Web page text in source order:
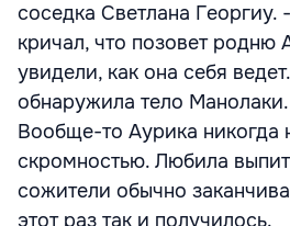
соседка Светлана
кричал, что позовет родню
увидели, как она себя
обнаружила тело
Вообще-то Аурика никогда
скромностью. Любила
сожители обычно
этот раз так и получилось.